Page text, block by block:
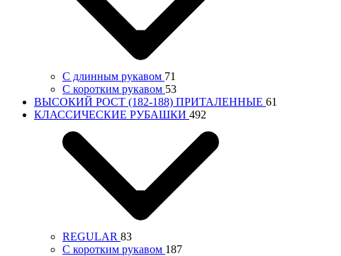
С длинным рукавом 71
С коротким рукавом 53
ВЫСОКИЙ РОСТ (182-188) ПРИТАЛЕННЫЕ 61
КЛАССИЧЕСКИЕ РУБАШКИ 492
REGULAR 83
С коротким рукавом 187